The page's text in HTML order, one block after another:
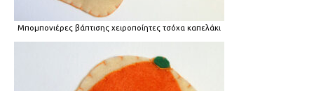
Μπομπονιέρες βάπτισης χειροποίητες τσόχα καπελάκι